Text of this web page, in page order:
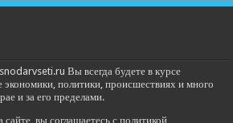
Вы всегда будете в курсе
политики, происшествиях и много
и за его пределами.
вы соглашаетесь с политикой